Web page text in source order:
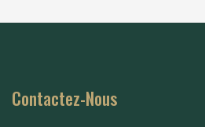
Contactez-Nous